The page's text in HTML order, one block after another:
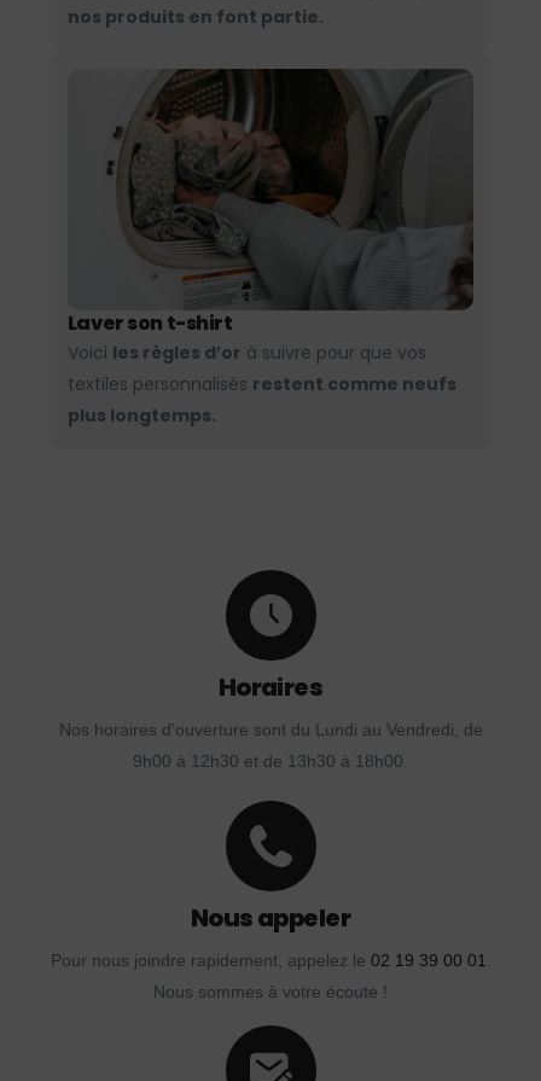
nos produits en font partie.
Laver son t-shirt
Voici les règles d’or à suivre pour que vos
textiles personnalisés restent comme neufs
plus longtemps.
Horaires
Nos horaires d'ouverture sont du Lundi au Vendredi, de
9h00 à 12h30 et de 13h30 à 18h00.
Nous appeler
Pour nous joindre rapidement, appelez le 02 19 39 00 01.
Nous sommes à votre écoute !